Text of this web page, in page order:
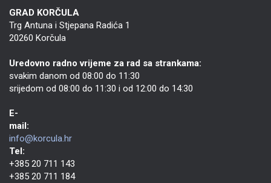
GRAD KORČULA
Trg Antuna i Stjepana Radića 1
20260 Korčula
Uredovno radno vrijeme za rad sa strankama:
svakim danom od 08:00 do 11:30
srijedom od 08:00 do 11:30 i od 12:00 do 14:30
E-
mail:
info@korcula.hr
Tel:
+385 20 711 143
+385 20 711 184